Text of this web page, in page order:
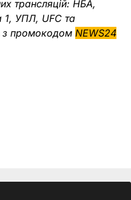
трансляцій: НБА,
1, УПЛ, UFC та
з промокодом NEWS24